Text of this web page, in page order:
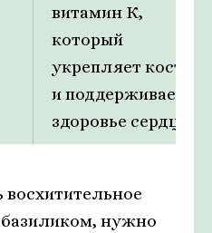
витамин К,
который
укрепляет кости
и поддерживает
здоровье сердца.
восхитительное
нужно